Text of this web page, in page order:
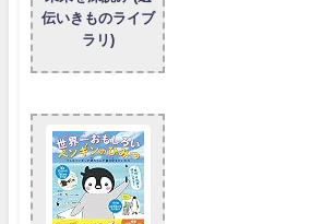
伝いきものライブ
ラリ)